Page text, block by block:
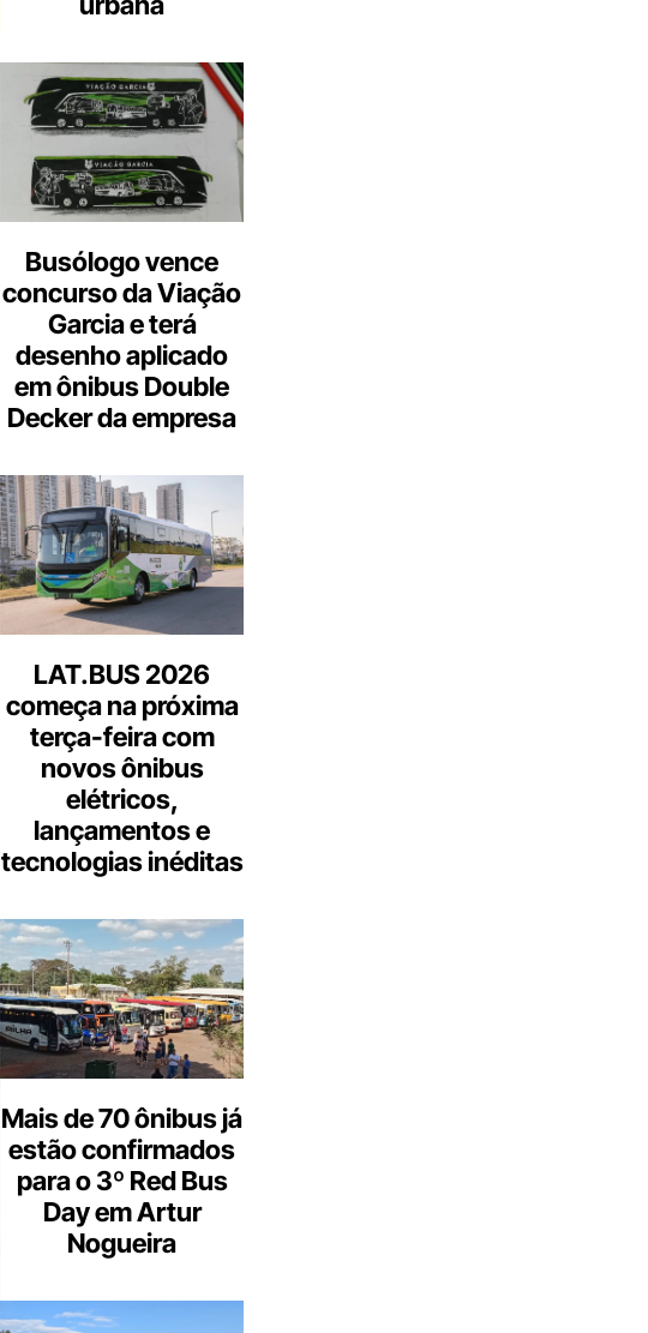
Busólogo vence
concurso da Viação
Garcia e terá
desenho aplicado
em ônibus Double
Decker da empresa
LAT.BUS 2026
começa na próxima
terça-feira com
novos ônibus
elétricos,
lançamentos e
tecnologias inéditas
Mais de 70 ônibus já
estão confirmados
para o 3º Red Bus
Day em Artur
Nogueira